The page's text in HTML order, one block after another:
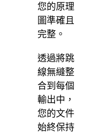
您的原理
圖準確且
完整。
透過將跳
線無縫整
合到每個
輸出中，
您的文件
始終保持